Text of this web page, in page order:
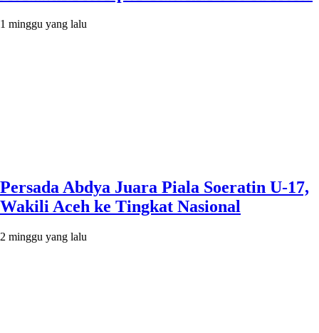
1 minggu yang lalu
Persada Abdya Juara Piala Soeratin U-17,
Wakili Aceh ke Tingkat Nasional
2 minggu yang lalu